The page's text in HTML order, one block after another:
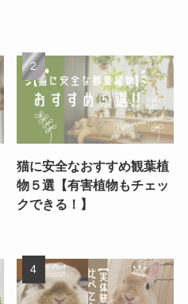
猫に安全なおすすめ観葉植
物５選【有害植物もチェッ
クできる！】